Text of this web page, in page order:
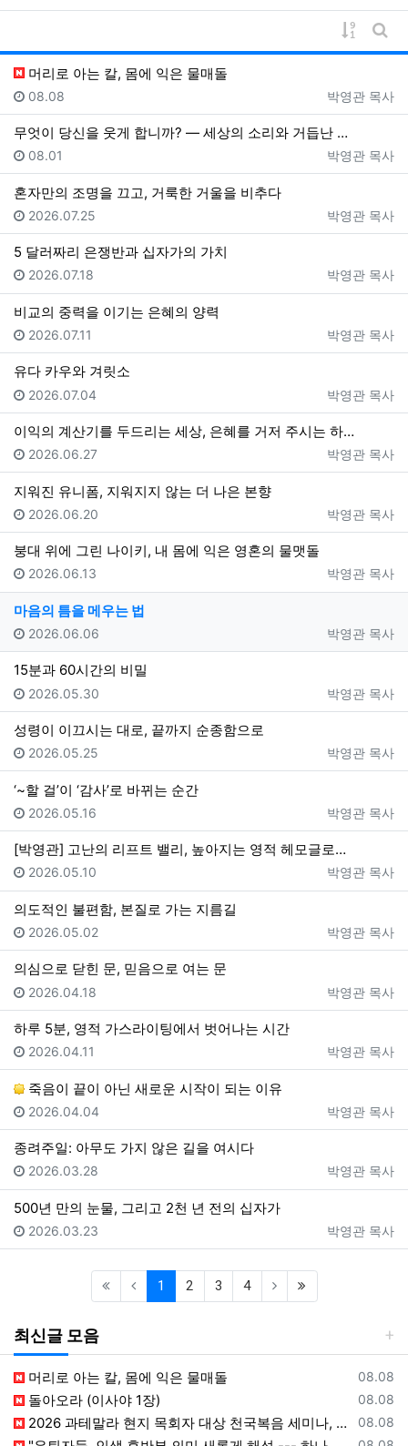
게시물
게
머리로 아는 칼, 몸에 익은 물매돌
등록자
박영관 목사
등록일
08.08
무엇이 당신을 웃게 합니까? — 세상의 소리와 거듭난 …
등록자
박영관 목사
등록일
08.01
혼자만의 조명을 끄고, 거룩한 거울을 비추다
등록자
박영관 목사
등록일
2026.07.25
5 달러짜리 은쟁반과 십자가의 가치
등록자
박영관 목사
등록일
2026.07.18
비교의 중력을 이기는 은혜의 양력
등록자
박영관 목사
등록일
2026.07.11
유다 카우와 겨릿소
등록자
박영관 목사
등록일
2026.07.04
이익의 계산기를 두드리는 세상, 은혜를 거저 주시는 하…
등록자
박영관 목사
등록일
2026.06.27
지워진 유니폼, 지워지지 않는 더 나은 본향
등록자
박영관 목사
등록일
2026.06.20
붕대 위에 그린 나이키, 내 몸에 익은 영혼의 물맷돌
등록자
박영관 목사
등록일
2026.06.13
마음의 틈을 메우는 법
등록자
박영관 목사
등록일
2026.06.06
15분과 60시간의 비밀
등록자
박영관 목사
등록일
2026.05.30
성령이 이끄시는 대로, 끝까지 순종함으로
등록자
박영관 목사
등록일
2026.05.25
‘~할 걸’이 ‘감사’로 바뀌는 순간
등록자
박영관 목사
등록일
2026.05.16
[박영관] 고난의 리프트 밸리, 높아지는 영적 헤모글로…
등록자
박영관 목사
등록일
2026.05.10
의도적인 불편함, 본질로 가는 지름길
등록자
박영관 목사
등록일
2026.05.02
의심으로 닫힌 문, 믿음으로 여는 문
등록자
박영관 목사
등록일
2026.04.18
하루 5분, 영적 가스라이팅에서 벗어나는 시간
등록자
박영관 목사
등록일
2026.04.11
죽음이 끝이 아닌 새로운 시작이 되는 이유
등록자
박영관 목사
등록일
2026.04.04
종려주일: 아무도 가지 않은 길을 여시다
등록자
박영관 목사
등록일
2026.03.28
500년 만의 눈물, 그리고 2천 년 전의 십자가
등록자
박영관 목사
등록일
2026.03.23
1 (current)
2 3 4
최신글 모음
등록일
08.08
머리로 아는 칼, 몸에 익은 물매돌
등록일
08.08
돌아오라 (이사야 1장)
등록일
08.08
2026 과테말라 현지 목회자 대상 천국복음 세미나, Peten 지역서 시작